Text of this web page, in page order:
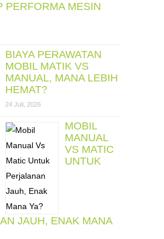
PERFORMA MESIN
BIAYA PERAWATAN
MOBIL MATIK VS
MANUAL, MANA LEBIH
HEMAT?
24 Juli, 2026
MOBIL
MANUAL
VS MATIC
UNTUK
JAUH, ENAK MANA